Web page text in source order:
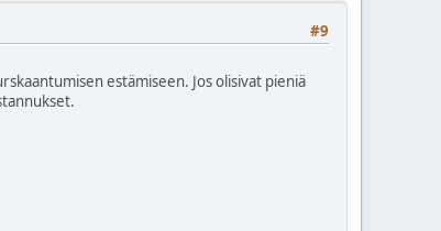
#9
estämiseen. Jos olisivat pieniä